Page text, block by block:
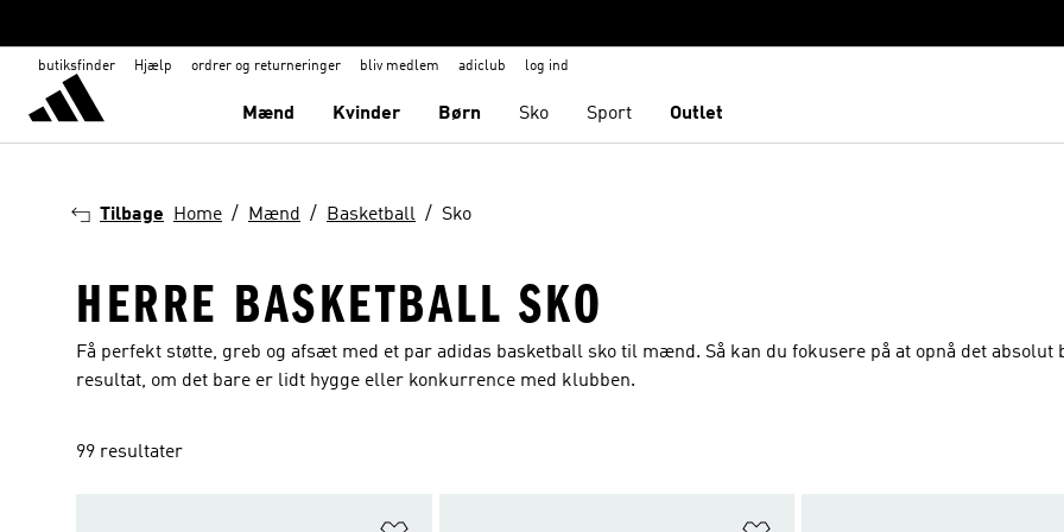
butiksfinder Hjælp ordrer og returneringer bliv medlem adiclub log ind
Mænd Kvinder Børn Sko Sport Outlet
Tilbage Home Mænd Basketball Sko
HERRE BASKETBALL SKO
Få perfekt støtte, greb og afsæt med et par adidas basketball sko til mænd. Så kan du fokusere på at opnå det absolut
resultat, om det bare er lidt hygge eller konkurrence med klubben.
99 resultater